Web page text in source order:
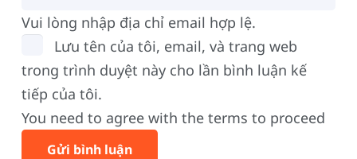
Vui lòng nhập địa chỉ email hợp lệ.
Lưu tên của tôi, email, và trang web
trong trình duyệt này cho lần bình luận kế
tiếp của tôi.
You need to agree with the terms to proceed
Gửi bình luận